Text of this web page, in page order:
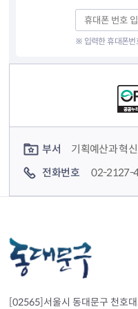
※ 입력한 휴대폰번
부서
기획예산과 혁
전화번호
02-2127-
[02565]서울시 동대문구 천호